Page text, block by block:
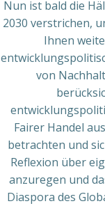
Nun ist bald die
2030 verstrichen,
Ihnen
von
Fairer Handel
betrachten und
Reflexion über
anzuregen und
Diaspora des